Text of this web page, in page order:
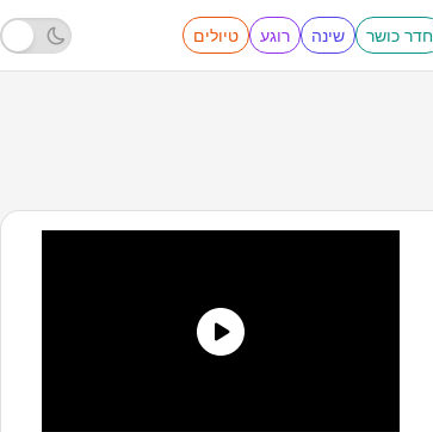
חדר כושר שינה רוגע טיולים